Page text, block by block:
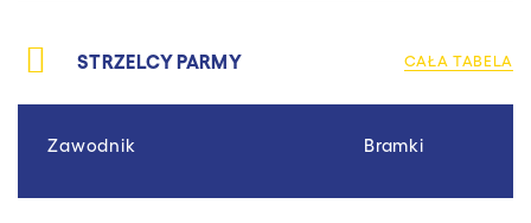
STRZELCY PARMY CAŁA TABELA
Zawodnik Bramki